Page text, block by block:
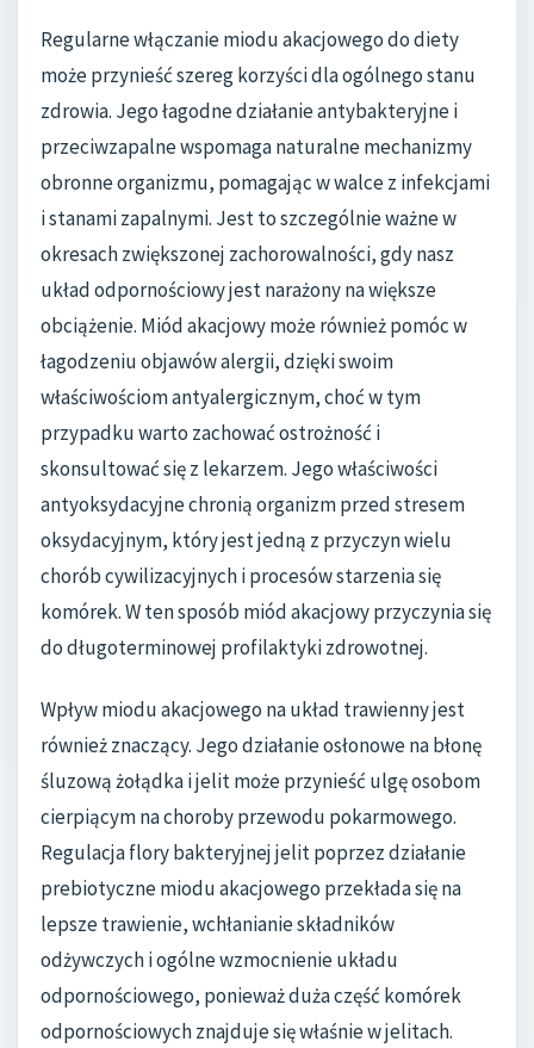
Regularne włączanie miodu akacjowego do diety
może przynieść szereg korzyści dla ogólnego stanu
zdrowia. Jego łagodne działanie antybakteryjne i
przeciwzapalne wspomaga naturalne mechanizmy
obronne organizmu, pomagając w walce z infekcjami
i stanami zapalnymi. Jest to szczególnie ważne w
okresach zwiększonej zachorowalności, gdy nasz
układ odpornościowy jest narażony na większe
obciążenie. Miód akacjowy może również pomóc w
łagodzeniu objawów alergii, dzięki swoim
właściwościom antyalergicznym, choć w tym
przypadku warto zachować ostrożność i
skonsultować się z lekarzem. Jego właściwości
antyoksydacyjne chronią organizm przed stresem
oksydacyjnym, który jest jedną z przyczyn wielu
chorób cywilizacyjnych i procesów starzenia się
komórek. W ten sposób miód akacjowy przyczynia się
do długoterminowej profilaktyki zdrowotnej.
Wpływ miodu akacjowego na układ trawienny jest
również znaczący. Jego działanie osłonowe na błonę
śluzową żołądka i jelit może przynieść ulgę osobom
cierpiącym na choroby przewodu pokarmowego.
Regulacja flory bakteryjnej jelit poprzez działanie
prebiotyczne miodu akacjowego przekłada się na
lepsze trawienie, wchłanianie składników
odżywczych i ogólne wzmocnienie układu
odpornościowego, ponieważ duża część komórek
odpornościowych znajduje się właśnie w jelitach.